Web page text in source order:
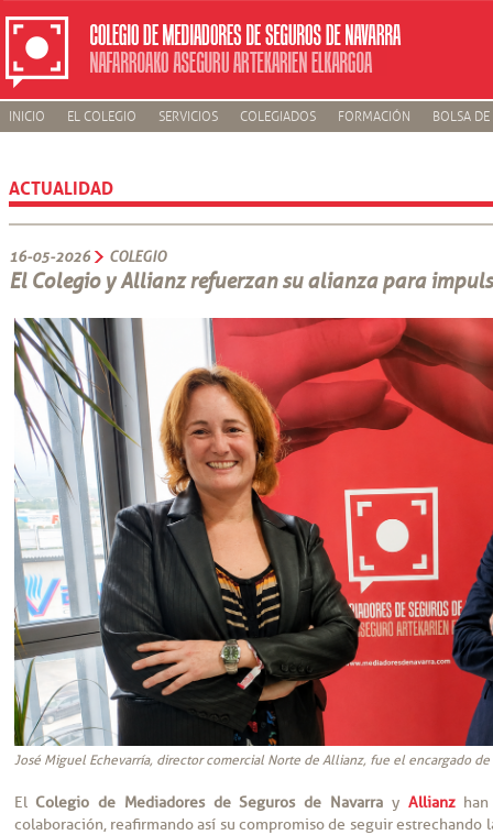
INICIO EL COLEGIO SERVICIOS COLEGIADOS FORMACIÓN BOLSA
ACTUALIDAD
16-05-2026 COLEGIO
El Colegio y Allianz refuerzan su alianza para
José Miguel Echevarría, director comercial Norte de Allianz, fue el encargado
El Colegio de Mediadores de Seguros de Navarra y Allianzhan
colaboración, reafirmando así su compromiso de seguir